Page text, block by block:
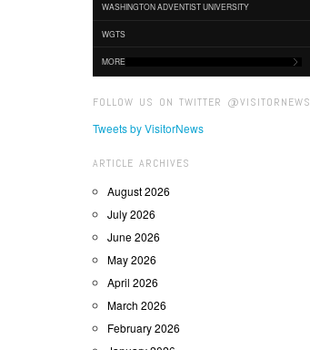
WASHINGTON ADVENTIST UNIVERSITY
WGTS
MORE
FOLLOW US ON TWITTER @VISITORNEWS
Tweets by VisitorNews
ARTICLE ARCHIVES
August 2026
July 2026
June 2026
May 2026
April 2026
March 2026
February 2026